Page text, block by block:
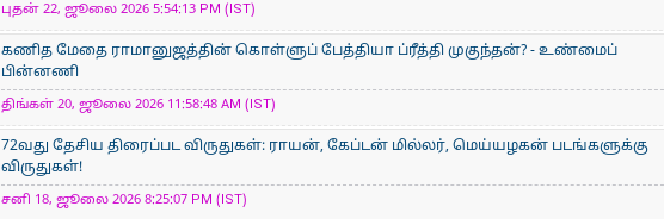
புதன் 22, ஜூலை 2026 5:54:13 PM (IST)
கணித மேதை ராமானுஜத்தின் கொள்ளுப் பேத்தியா ப்ரீத்தி முகுந்தன்? - உண்மைப்
பின்னணி
திங்கள் 20, ஜூலை 2026 11:58:48 AM (IST)
72வது தேசிய திரைப்பட விருதுகள்: ராயன், கேப்டன் மில்லர், மெய்யழகன் படங்களுக்கு
விருதுகள்!
சனி 18, ஜூலை 2026 8:25:07 PM (IST)